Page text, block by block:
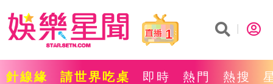
1
針線緣 請世界吃桌 即時 熱門 熱搜